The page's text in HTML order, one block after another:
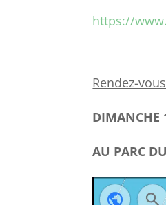
https://
Rendez-vous
AU PARC